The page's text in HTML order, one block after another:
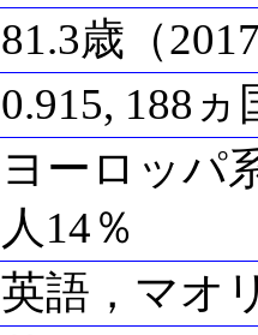
81.3歳（
0.915, 188
ヨーロッパ
人14％
英語，マオ